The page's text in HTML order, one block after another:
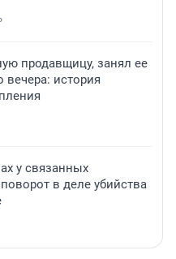
продавщицу, занял ее
вечера: история
у связанных
в деле убийства